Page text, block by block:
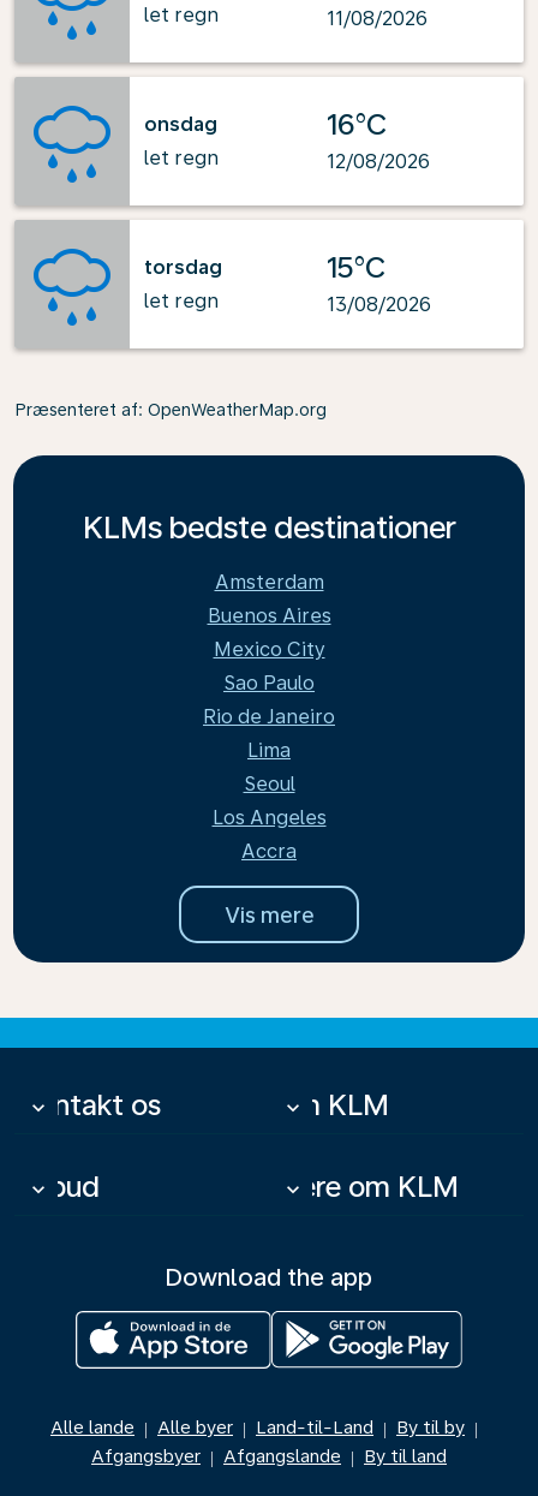
let regn
11/08/2026
onsdag
let regn
16°C
12/08/2026
torsdag
let regn
15°C
13/08/2026
Præsenteret af: OpenWeatherMap.org
KLMs bedste destinationer
Amsterdam
Buenos Aires
Mexico City
Sao Paulo
Rio de Janeiro
Lima
Seoul
Los Angeles
Accra
Vis mere
Kontakt os
keyboard_arrow_down Om KLM
keyboard_arrow_down
Tilbud
keyboard_arrow_down Mere om KLM
keyboard_arrow_down
Download the app
Alle lande | Alle byer | Land-til-Land | By til by |
Afgangsbyer | Afgangslande | By til land